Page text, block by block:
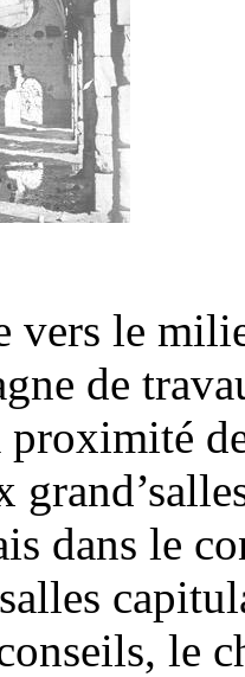
vers le
de
proximité
dans le
le